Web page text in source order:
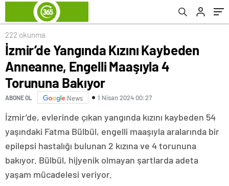
Bakıyor
222 okunma
İzmir’de Yangında Kızını Kaybeden
Anneanne, Engelli Maaşıyla 4
Torununa Bakıyor
ABONE OL News 1 Nisan 2024 00:27
İzmir’de, evlerinde çıkan yangında kızını kaybeden 54
yaşındaki Fatma Bülbül, engelli maaşıyla aralarında bir
epilepsi hastalığı bulunan 2 kızına ve 4 torununa
bakıyor. Bülbül, hijyenik olmayan şartlarda adeta
yaşam mücadelesi veriyor.